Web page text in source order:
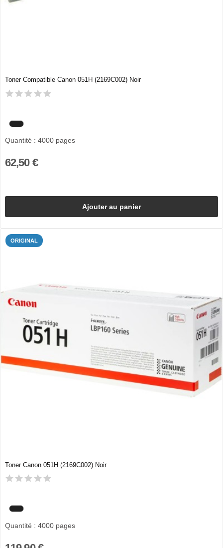
Toner Compatible Canon 051H (2169C002) Noir
Quantité : 4000 pages
62,50 €
Ajouter au panier
ORIGINAL
Toner Canon 051H (2169C002) Noir
Quantité : 4000 pages